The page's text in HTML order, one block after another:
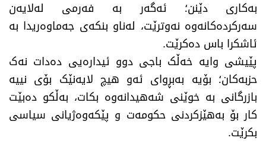
بەکاری دێنن؛ ئەگەر بە فەرمی لەلایەن
سەرکردەکانەوە نەوترێت، لەناو بنکەی جەماوەریدا بە
ئاشکرا باس دەکرێت.
پێیشی وایە خەڵک باجی دوو ئیدارەیی دەدات نەک
حزبەکان؛ بۆیە بەبڕوای ئەو هیچ لایەنێک بۆی نییە
بازرگانی بە خوێنی شەهیدانەوە بکات، بەڵکو دەبێت
کار بۆ بەهێزکردنی حکومەت و پێکەوەژیانی سیاسی
بکرێت.